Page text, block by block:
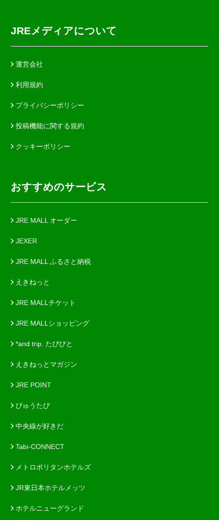
JREメディアについて
運営会社
利用規約
プライバシーポリシー
投稿機能に関する規約
クッキーポリシー
おすすめのサービス
JRE MALL オーダー
JEXER
JRE MALL ふるさと納税
えきねっと
JRE MALLチケット
JRE MALLショッピング
*and trip. たびびと
えきねっとマガジン
JRE POINT
びゅうたび
中央線が好きだ
Tabi-CONNECT
メトロポリタンホテルズ
JR東日本ホテルメッツ
ホテルニューグランド